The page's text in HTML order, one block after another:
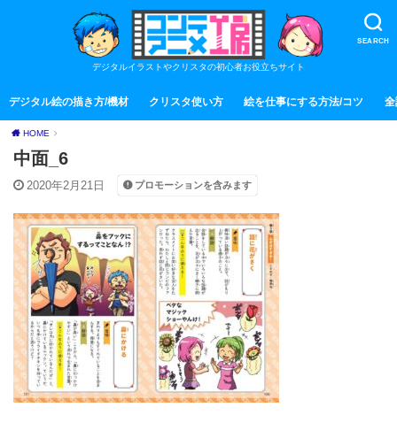
SEARCH
デジタルイラストやクリスタの初心者お役立ちサイト
デジタル絵の描き方/機材 クリスタ使い方 絵を仕事にする方法/コツ 全
HOME
中面_6
2020年2月21日 プロモーションを含みます